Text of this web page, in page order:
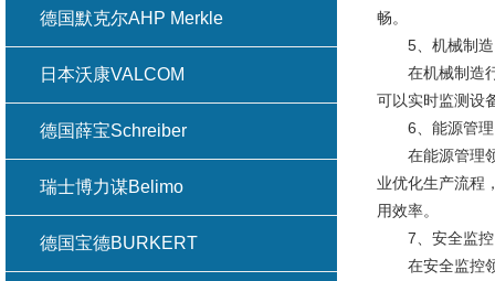
畅。
5、机械制造
在机械制造行
可以实时监测设
6、能源管理
在能源管理领
业优化生产流程
用效率。
7、安全监控
在安全监控领
德国默克尔AHP Merkle
日本沃康VALCOM
德国薛宝Schreiber
瑞士博力谋Belimo
德国宝德BURKERT